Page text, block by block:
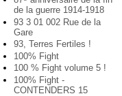
de la guerre 1914-1918
93 3 01 002 Rue de la
Gare
93, Terres Fertiles !
100% Fight
100 % Fight volume 5 !
100% Fight -
CONTENDERS 15